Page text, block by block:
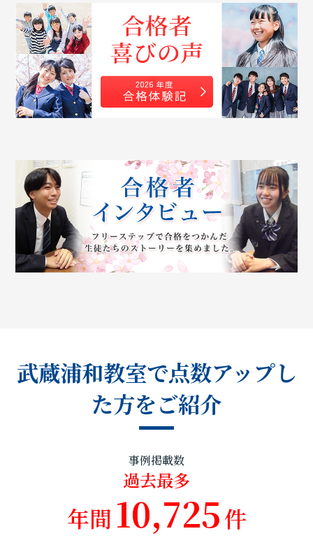
武蔵浦和教室で点数アップし
た方をご紹介
事例掲載数
過去最多
年間 10,725件